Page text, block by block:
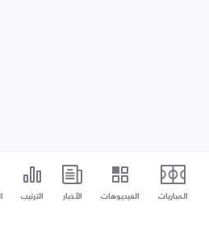
المباريات الفيديوهات الأخبار الترتيب